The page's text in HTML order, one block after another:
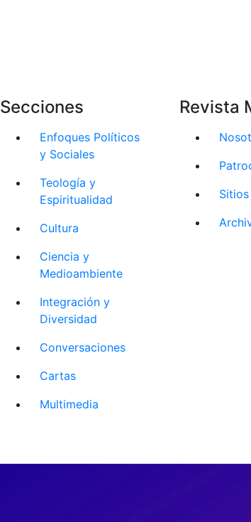
Secciones
Enfoques Políticos
y Sociales
Teología y
Espiritualidad
Cultura
Ciencia y
Medioambiente
Integración y
Diversidad
Conversaciones
Cartas
Multimedia
Revista